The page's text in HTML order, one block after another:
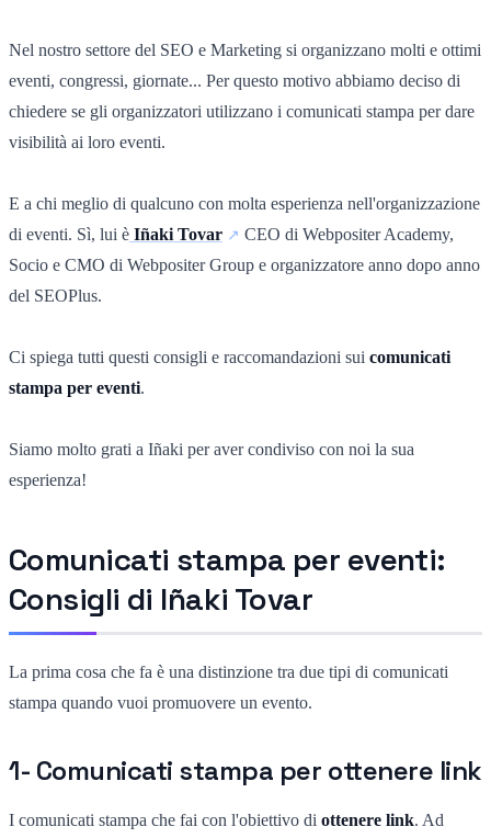
Nel nostro settore del SEO e Marketing si organizzano molti e ottimi
eventi, congressi, giornate... Per questo motivo abbiamo deciso di
chiedere se gli organizzatori utilizzano i comunicati stampa per dare
visibilità ai loro eventi.
E a chi meglio di qualcuno con molta esperienza nell'organizzazione
di eventi. Sì, lui è Iñaki Tovar
CEO di Webpositer Academy,
Socio e CMO di Webpositer Group e organizzatore anno dopo anno
del SEOPlus.
Ci spiega tutti questi consigli e raccomandazioni sui comunicati
stampa per eventi.
Siamo molto grati a Iñaki per aver condiviso con noi la sua
esperienza!
Comunicati stampa per eventi:
Consigli di Iñaki Tovar
La prima cosa che fa è una distinzione tra due tipi di comunicati
stampa quando vuoi promuovere un evento.
1- Comunicati stampa per ottenere link
I comunicati stampa che fai con l'obiettivo di ottenere link. Ad